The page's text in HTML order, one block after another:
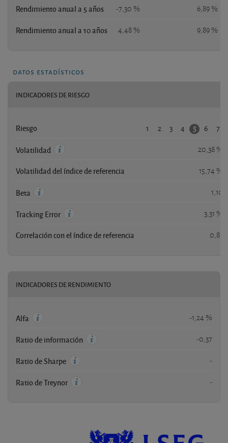
Rendimiento anual a 5 años -7,30 % 6,89 %
Rendimiento anual a 10 años 4,48 % 9,89 %
datos estadísticos
INDICADORES DE RIESGO
Riesgo 1 2 3 4 5 6 7
Volatilidad 20,38 %
Volatilidad del índice de referencia 15,74 %
Beta 1,10
Tracking Error 3,31 %
Correlación con el índice de referencia 0,83
INDICADORES DE RENDIMIENTO
Alfa -1,24 %
Ratio de información -0,37
Ratio de Sharpe -
Ratio de Treynor -